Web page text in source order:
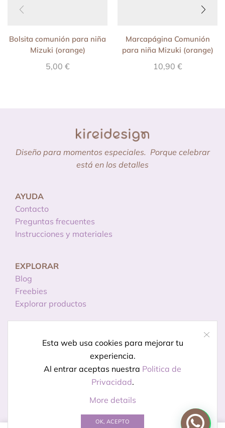
Bolsita comunión para niña
Mizuki (orange)
5,00 €
Marcapágina Comunión
para niña Mizuki (orange)
10,90 €
Esta web usa cookies para mejorar tu
experiencia.
Al entrar aceptas nuestra Politica de
Privacidad.
More details
OK, ACEPTO
Diseño para momentos especiales. Porque celebrar
está en los detalles
AYUDA
Contacto
Preguntas frecuentes
Instrucciones y materiales
EXPLORAR
Blog
Freebies
Explorar productos
Licencias de uso
Política de privacidad
Aviso legal